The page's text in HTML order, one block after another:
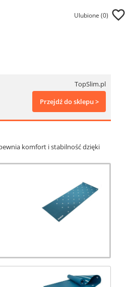
Ulubione (0)
TopSlim.pl
Przejdź do sklepu >
komfort i stabilność dzięki